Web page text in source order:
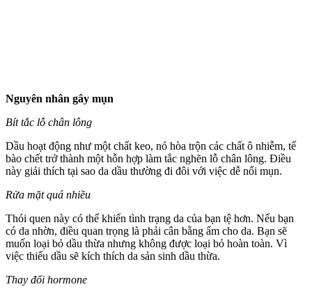
Nguyên nhân gây mụn
Bít tắc lỗ chân lông
Dầu hoạt động như một chất keo, nó hòa trộn các chất ô nhiễm, tế
bào chết trở thành một hỗn hợp làm tắc nghẽn lỗ chân lông. Điều
này giải thích tại sao da dầu thường đi đôi với việc dễ nổi mụn.
Rửa mặt quá nhiều
Thói quen này có thể khiến tình trạng da của bạn tệ hơn. Nếu bạn
có da nhờn, điều quan trọng là phải cân bằng ẩm cho da. Bạn sẽ
muốn loại bỏ dầu thừa nhưng không được loại bỏ hoàn toàn. Vì
việc thiếu dầu sẽ kíc‌h thí‌ch da sản sinh dầu thừa.
Thay đổi hormone